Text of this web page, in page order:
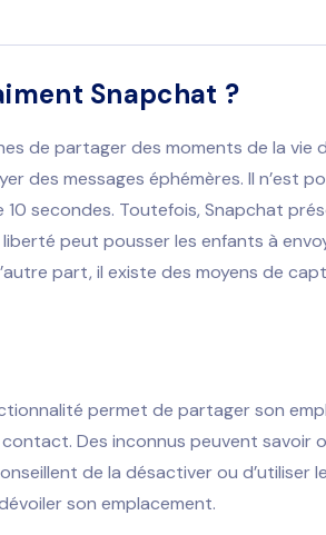
Snapchat ?
de partager des moments de la vie
des messages éphémères. Il n’est
10 secondes. Toutefois, Snapchat
peut pousser les enfants à
part, il existe des moyens de
permet de partager son
Des inconnus peuvent savoir
de la désactiver ou d’utiliser
son emplacement.